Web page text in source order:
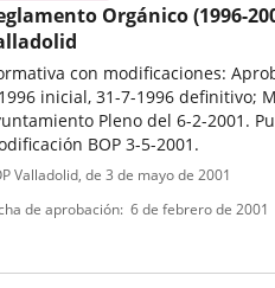
Orgánico (1996-
con modificaciones:
inicial, 31-7-1996 definitivo;
Pleno del 6-2-2001.
BOP 3-5-2001.
Valladolid, de 3 de mayo de 2001
de aprobación 6 de febrero de 2001